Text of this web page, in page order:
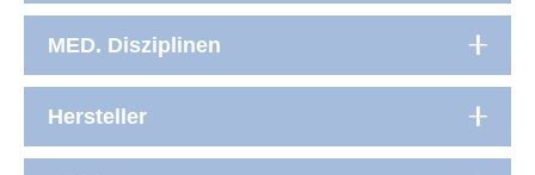
MED. Disziplinen
Hersteller